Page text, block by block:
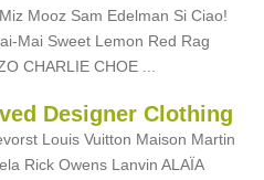
Mooz Sam Edelman Si Ciao!
Mai Sweet Lemon Red Rag
CHARLIE CHOE ...
Designer Clothing
Louis Vuitton Maison Martin
Rick Owens Lanvin ALAÏA